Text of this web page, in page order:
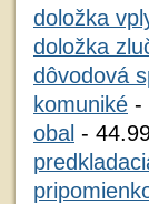
doložka
doložka
dôvodová
komuniké -
obal -